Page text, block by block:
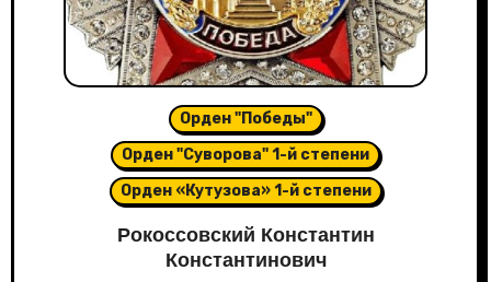
Орден "Победы"
Орден "Суворова" 1-й степени
Орден «Кутузова» 1-й степени
Рокоссовский Константин
Константинович